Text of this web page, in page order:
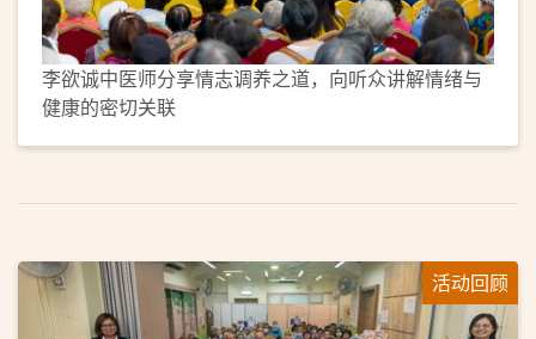
李欲诚中医师分享情志调养之道，向听众讲解情绪与
健康的密切关联
活动回顾